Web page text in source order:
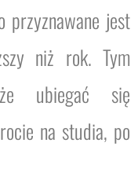
przyznawane jest
niż rok. Tym
ubiegać się
na studia, po